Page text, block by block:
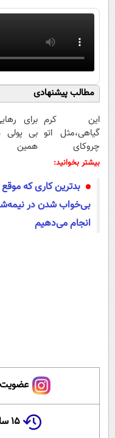
مطالب پیشنهادی
این کرم
گیاهی،مثل اتو
چروکای
پوستتوصاف
برای
بی پولی
همین
کن)
بیشتر بخوانید:
بدترین کاری که موقع
بی‌خواب شدن در
انجام می‌دهیم
عضویت
۱۵ سال پیش در چنین روزی